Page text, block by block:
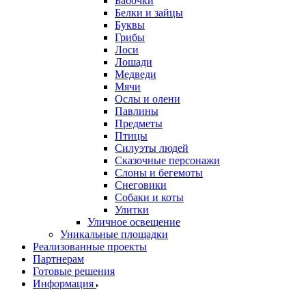
Белки и зайцы
Буквы
Грибы
Лоси
Лошади
Медведи
Мячи
Ослы и олени
Павлины
Предметы
Птицы
Силуэты людей
Сказочные персонажи
Слоны и бегемоты
Снеговики
Собаки и коты
Улитки
Уличное освещение
Уникальные площадки
Реализованные проекты
Партнерам
Готовые решения
Информация